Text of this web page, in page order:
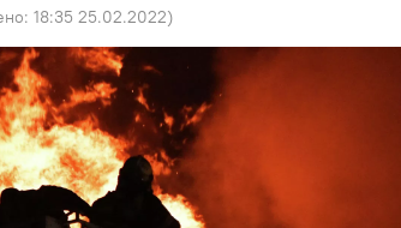
18:35 25.02.2022)